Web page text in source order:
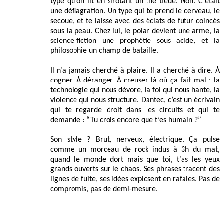
une déflagration. Un type qui te prend le cerveau, le
secoue, et te laisse avec des éclats de futur coincés
sous la peau. Chez lui, le polar devient une arme, la
science-fiction une prophétie sous acide, et la
philosophie un champ de bataille.
Il n’a jamais cherché à plaire. Il a cherché à dire. À
cogner. À déranger. À creuser là où ça fait mal : la
technologie qui nous dévore, la foi qui nous hante, la
violence qui nous structure. Dantec, c’est un écrivain
qui te regarde droit dans les circuits et qui te
demande : “Tu crois encore que t’es humain ?”
Son style ? Brut, nerveux, électrique. Ça pulse
comme un morceau de rock indus à 3h du mat,
quand le monde dort mais que toi, t’as les yeux
grands ouverts sur le chaos. Ses phrases tracent des
lignes de fuite, ses idées explosent en rafales. Pas de
compromis, pas de demi-mesure.